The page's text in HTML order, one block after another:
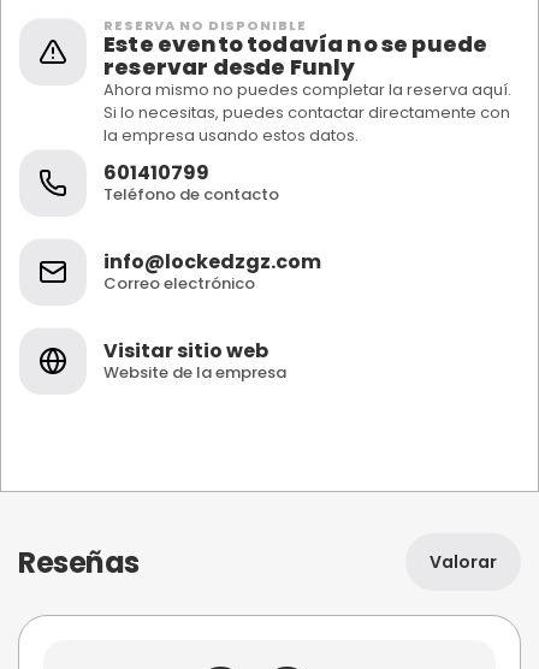
RESERVA NO DISPONIBLE
Este evento todavía no se puede
reservar desde Funly
Ahora mismo no puedes completar la reserva aquí.
Si lo necesitas, puedes contactar directamente con
la empresa usando estos datos.
601410799
Teléfono de contacto
info@lockedzgz.com
Correo electrónico
Visitar sitio web
Website de la empresa
Reseñas Valorar